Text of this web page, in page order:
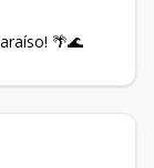
🌴🌊